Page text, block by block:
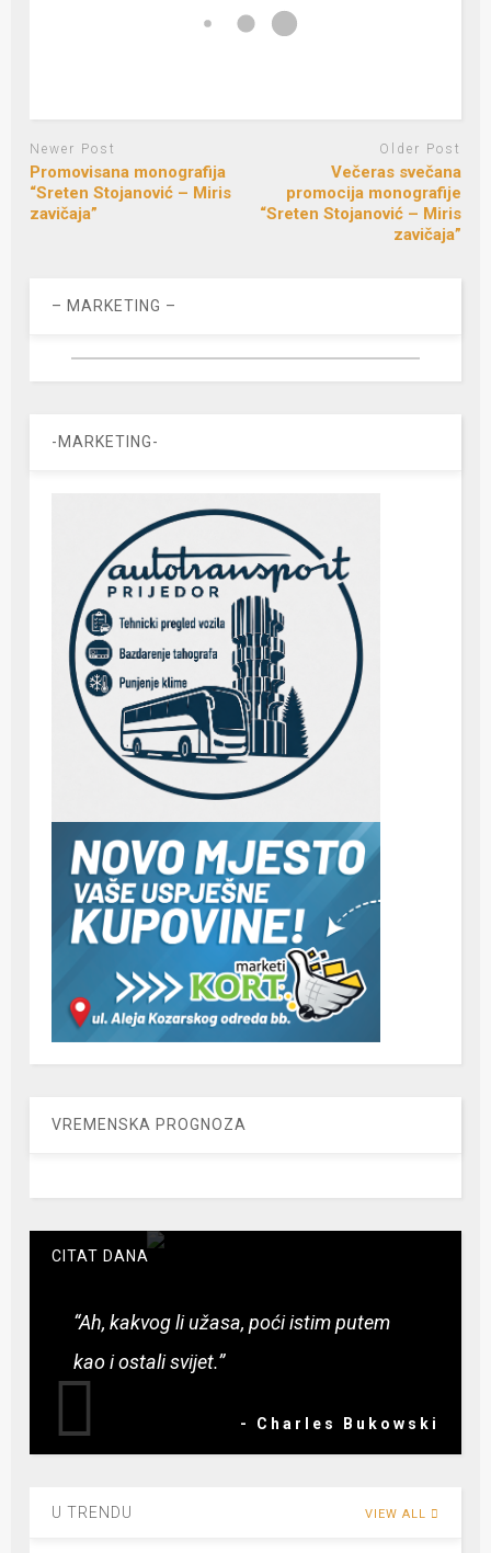
Newer Post
Promovisana monografija
“Sreten Stojanović – Miris
zavičaja”
Older Post
Večeras svečana
promocija monografije
“Sreten Stojanović – Miris
zavičaja”
– MARKETING –
-MARKETING-
VREMENSKA PROGNOZA
CITAT DANA
“Ah, kakvog li užasa, poći istim putem
kao i ostali svijet.”
- Charles Bukowski
U TRENDU VIEW ALL